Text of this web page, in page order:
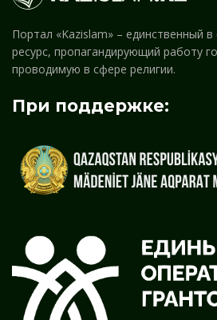
Портал «Kazislam» – единственный
ресурс, пропагандирующий работу
проводимую в сфере религии.
При поддержке: